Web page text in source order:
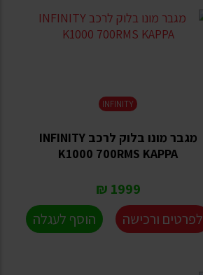
INFINITY
מגבר מונו בלוק לרכב INFINITY
K1000 700RMS KAPPA
1999 ₪
לפרטים ורכישה
הוסף לעגלה